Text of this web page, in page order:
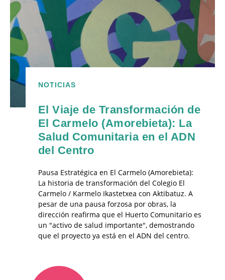
NOTICIAS
El Viaje de Transformación de
El Carmelo (Amorebieta): La
Salud Comunitaria en el ADN
del Centro
Pausa Estratégica en El Carmelo (Amorebieta):
La historia de transformación del Colegio El
Carmelo / Karmelo Ikastetxea con Aktibatuz. A
pesar de una pausa forzosa por obras, la
dirección reafirma que el Huerto Comunitario es
un "activo de salud importante", demostrando
que el proyecto ya está en el ADN del centro.